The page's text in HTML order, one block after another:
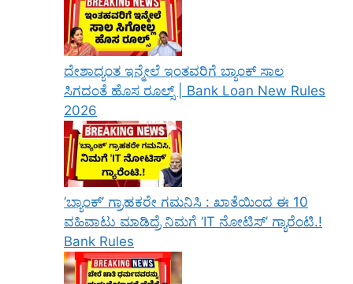
ದೇಶಾದ್ಯಂತ ಇನ್ಮೇಲೆ ಇಂತವರಿಗೆ ಬ್ಯಾಂಕ್ ಸಾಲ
ಸಿಗದಂತೆ ಹೊಸ ರೂಲ್ಸ್ | Bank Loan New Rules
2026
‘ಬ್ಯಾಂಕ್’ ಗ್ರಾಹಕರೇ ಗಮನಿಸಿ : ಖಾತೆಯಿಂದ ಈ 10
ವಹಿವಾಟು ಮಾಡಿದ್ರೆ ನಿಮಗೆ ‘IT ನೋಟಿಸ್’ ಗ್ಯಾರೆಂಟಿ.!
Bank Rules